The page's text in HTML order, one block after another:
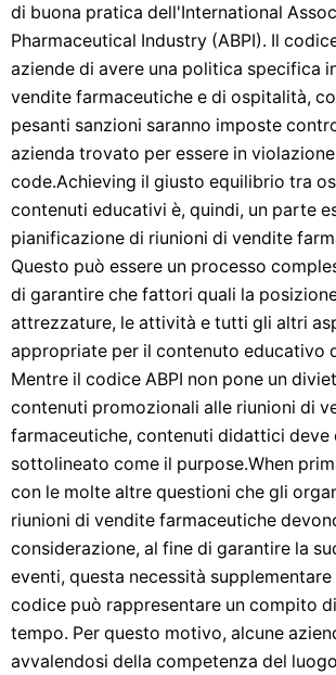
di buona pratica dell'International
Pharmaceutical Industry (ABPI). Il
aziende di avere una politica specifica
vendite farmaceutiche e di ospitalità,
pesanti sanzioni saranno imposte
azienda trovato per essere in
code.Achieving il giusto equilibrio tra
contenuti educativi è, quindi, un parte
pianificazione di riunioni di vendite
Questo può essere un processo
di garantire che fattori quali la
attrezzature, le attività e tutti gli altri
appropriate per il contenuto educativo
Mentre il codice ABPI non pone un
contenuti promozionali alle riunioni di
farmaceutiche, contenuti didattici deve
sottolineato come il purpose.When
con le molte altre questioni che gli
riunioni di vendite farmaceutiche
considerazione, al fine di garantire la
eventi, questa necessità
codice può rappresentare un compito
tempo. Per questo motivo, alcune
avvalendosi della competenza del